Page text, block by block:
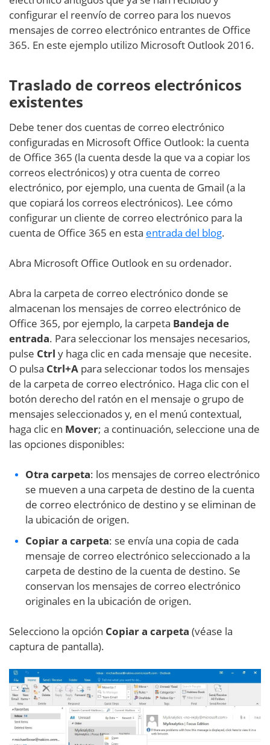
configurar el reenvío de correo para los nuevos
mensajes de correo electrónico entrantes de Office
365. En este ejemplo utilizo Microsoft Outlook 2016.
Traslado de correos electrónicos
existentes
Debe tener dos cuentas de correo electrónico
configuradas en Microsoft Office Outlook: la cuenta
de Office 365 (la cuenta desde la que va a copiar los
correos electrónicos) y otra cuenta de correo
electrónico, por ejemplo, una cuenta de Gmail (a la
que copiará los correos electrónicos). Lee cómo
configurar un cliente de correo electrónico para la
cuenta de Office 365 en esta entrada del blog.
Abra Microsoft Office Outlook en su ordenador.
Abra la carpeta de correo electrónico donde se
almacenan los mensajes de correo electrónico de
Office 365, por ejemplo, la carpeta Bandeja de
entrada. Para seleccionar los mensajes necesarios,
pulse Ctrl y haga clic en cada mensaje que necesite.
O pulsa Ctrl+A para seleccionar todos los mensajes
de la carpeta de correo electrónico. Haga clic con el
botón derecho del ratón en el mensaje o grupo de
mensajes seleccionados y, en el menú contextual,
haga clic en Mover; a continuación, seleccione una de
las opciones disponibles:
Otra carpeta: los mensajes de correo electrónico
se mueven a una carpeta de destino de la cuenta
de correo electrónico de destino y se eliminan de
la ubicación de origen.
Copiar a carpeta: se envía una copia de cada
mensaje de correo electrónico seleccionado a la
carpeta de destino de la cuenta de destino. Se
conservan los mensajes de correo electrónico
originales en la ubicación de origen.
Selecciono la opción Copiar a carpeta (véase la
captura de pantalla).